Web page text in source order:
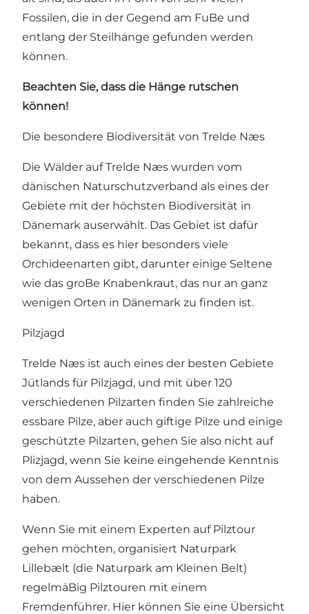
Fossilen, die in der Gegend am FuBe und
entlang der Steilhänge gefunden werden
können.
Beachten Sie, dass die Hänge rutschen
können!
Die besondere Biodiversität von Trelde Næs
Die Wälder auf Trelde Næs wurden vom
dänischen Naturschutzverband als eines der
Gebiete mit der höchsten Biodiversität in
Dänemark auserwählt. Das Gebiet ist dafür
bekannt, dass es hier besonders viele
Orchideenarten gibt, darunter einige Seltene
wie das groBe Knabenkraut, das nur an ganz
wenigen Orten in Dänemark zu finden ist.
Pilzjagd
Trelde Næs ist auch eines der besten Gebiete
Jütlands für Pilzjagd, und mit über 120
verschiedenen Pilzarten finden Sie zahlreiche
essbare Pilze, aber auch giftige Pilze und einige
geschützte Pilzarten, gehen Sie also nicht auf
Plizjagd, wenn Sie keine eingehende Kenntnis
von dem Aussehen der verschiedenen Pilze
haben.
Wenn Sie mit einem Experten auf Pilztour
gehen möchten, organisiert Naturpark
Lillebælt (die Naturpark am Kleinen Belt)
regelmäBig Pilztouren mit einem
Fremdenführer. Hier können Sie eine Übersicht